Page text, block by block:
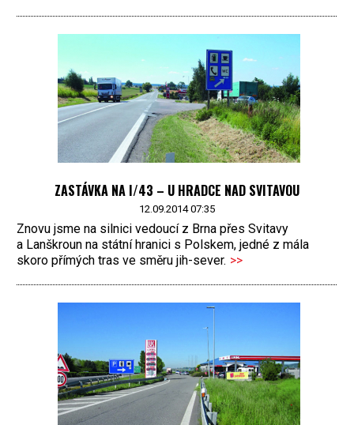
ZASTÁVKA NA I/43 – U HRADCE NAD SVITAVOU
12.09.2014 07:35
Znovu jsme na silnici vedoucí z Brna přes Svitavy
a Lanškroun na státní hranici s Polskem, jedné z mála
skoro přímých tras ve směru jih-sever. >>